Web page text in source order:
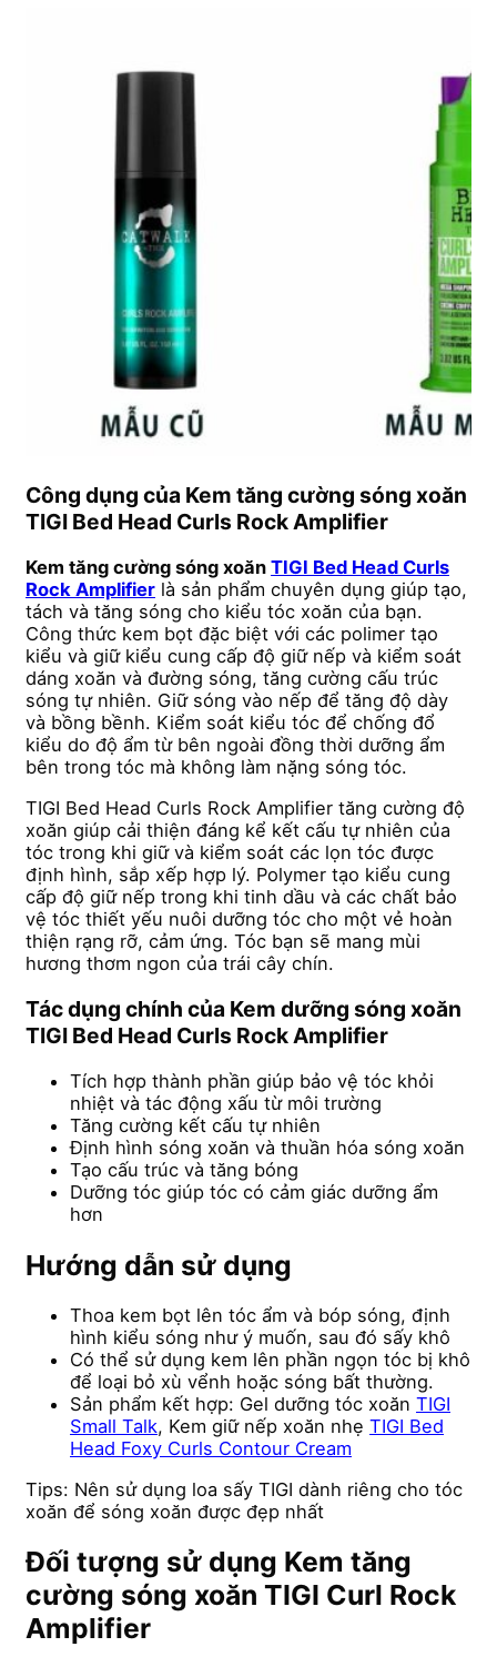
Công dụng của Kem tăng cường sóng xoăn
TIGI Bed Head Curls Rock Amplifier
Kem tăng cường sóng xoăn TIGI Bed Head Curls
Rock Amplifier là sản phẩm chuyên dụng giúp tạo,
tách và tăng sóng cho kiểu tóc xoăn của bạn.
Công thức kem bọt đặc biệt với các polimer tạo
kiểu và giữ kiểu cung cấp độ giữ nếp và kiểm soát
dáng xoăn và đường sóng, tăng cường cấu trúc
sóng tự nhiên. Giữ sóng vào nếp để tăng độ dày
và bồng bềnh. Kiểm soát kiểu tóc để chống đổ
kiểu do độ ẩm từ bên ngoài đồng thời dưỡng ẩm
bên trong tóc mà không làm nặng sóng tóc.
TIGI Bed Head Curls Rock Amplifier tăng cường độ
xoăn giúp cải thiện đáng kể kết cấu tự nhiên của
tóc trong khi giữ và kiểm soát các lọn tóc được
định hình, sắp xếp hợp lý. Polymer tạo kiểu cung
cấp độ giữ nếp trong khi tinh dầu và các chất bảo
vệ tóc thiết yếu nuôi dưỡng tóc cho một vẻ hoàn
thiện rạng rỡ, cảm ứng. Tóc bạn sẽ mang mùi
hương thơm ngon của trái cây chín.
Tác dụng chính của Kem dưỡng sóng xoăn
TIGI Bed Head Curls Rock Amplifier
Tích hợp thành phần giúp bảo vệ tóc khỏi
nhiệt và tác động xấu từ môi trường
Tăng cường kết cấu tự nhiên
Định hình sóng xoăn và thuần hóa sóng xoăn
Tạo cấu trúc và tăng bóng
Dưỡng tóc giúp tóc có cảm giác dưỡng ẩm
hơn
Hướng dẫn sử dụng
Thoa kem bọt lên tóc ẩm và bóp sóng, định
hình kiểu sóng như ý muốn, sau đó sấy khô
Có thể sử dụng kem lên phần ngọn tóc bị khô
để loại bỏ xù vểnh hoặc sóng bất thường.
Sản phẩm kết hợp: Gel dưỡng tóc xoăn TIGI
Small Talk, Kem giữ nếp xoăn nhẹ TIGI Bed
Head Foxy Curls Contour Cream
Tips: Nên sử dụng loa sấy TIGI dành riêng cho tóc
xoăn để sóng xoăn được đẹp nhất
Đối tượng sử dụng Kem tăng
cường sóng xoăn TIGI Curl Rock
Amplifier